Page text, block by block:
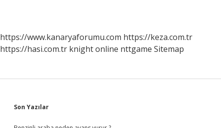
https://www.kanaryaforumu.com https://keza.com.tr
https://hasi.com.tr knight online nttgame Sitemap
Sidebar
Son Yazılar